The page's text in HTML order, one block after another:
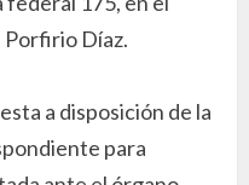
Díaz.
a disposición de la
para